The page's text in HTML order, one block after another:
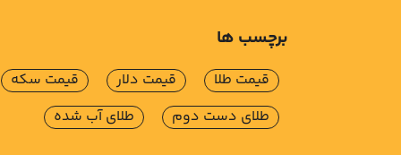
برچسب ها
قیمت طلا قیمت دلار
قیمت سکه
طلای دست دوم
طلای آب شده